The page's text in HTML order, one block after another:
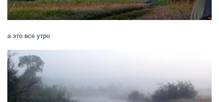
а это все утро